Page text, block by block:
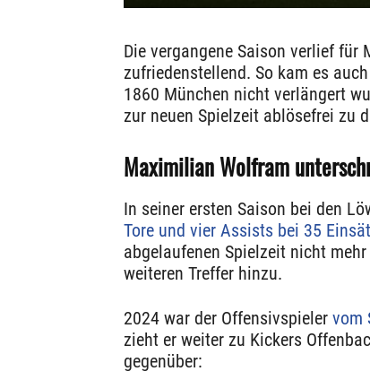
Die vergangene Saison verlief
zufriedenstellend. So kam es
1860 München nicht verlängert
zur neuen Spielzeit ablösefrei zu
Maximilian Wolfram
In seiner ersten Saison bei den
Tore und vier Assists bei 35
abgelaufenen Spielzeit nicht
weiteren Treffer hinzu.
2024 war der Offensivspieler vom
zieht er weiter zu Kickers
gegenüber: